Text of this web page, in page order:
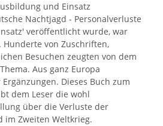
und Einsatz
Nachtjagd - Personalverluste
veröffentlicht wurde, war
Hunderte von Zuschriften,
Besuchen zeugten von dem
Aus ganz Europa
Dieses Buch zum
dem Leser die wohl
über die Verluste der
im Zweiten Weltkrieg.